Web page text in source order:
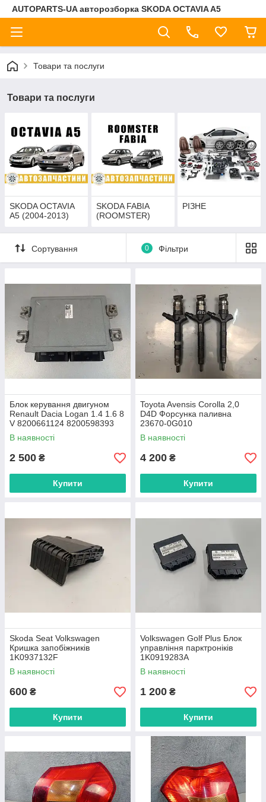
AUTOPARTS-UA авторозборка SKODA OCTAVIA A5
Товари та послуги
Товари та послуги
SKODA OCTAVIA
A5 (2004-2013)
SKODA FABIA
(ROOMSTER)
РІЗНЕ
Сортування 0 Фільтри
Блок керування двигуном
Renault Dacia Logan 1.4 1.6 8
V 8200661124 8200598393
S110140023
В наявності
2 500 ₴
Купити
Toyota Avensis Corolla 2,0
D4D Форсунка паливна
23670-0G010
В наявності
4 200 ₴
Купити
Skoda Seat Volkswagen
Кришка запобіжників
1K0937132F
В наявності
600 ₴
Купити
Volkswagen Golf Plus Блок
управління парктроніків
1K0919283A
В наявності
1 200 ₴
Купити